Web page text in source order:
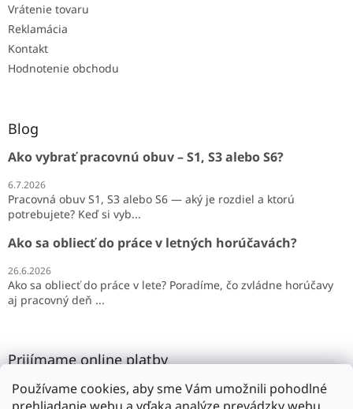
Používame cookies, aby sme Vám umožnili pohodlné
Vrátenie tovaru
Reklamácia
Kontakt
Hodnotenie obchodu
Blog
Ako vybrať pracovnú obuv – S1, S3 alebo S6?
6.7.2026
Pracovná obuv S1, S3 alebo S6 — aký je rozdiel a ktorú
potrebujete? Keď si vyb...
Ako sa obliecť do práce v letných horúčavách?
26.6.2026
Ako sa obliecť do práce v lete? Poradíme, čo zvládne horúčavy
aj pracovný deň ...
Prijímame online platby